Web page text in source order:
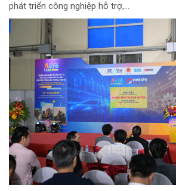
phát triển công nghiệp hỗ trợ,...